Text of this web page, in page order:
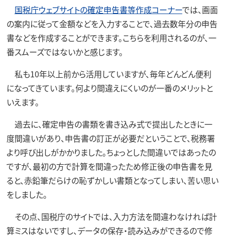
国税庁ウェブサイトの確定申告書等作成コーナーでは、画面
の案内に従って金額などを入力することで、過去数年分の申告
書などを作成することができます。こちらを利用されるのが、一
番スムーズではないかと感じます。
私も10年以上前から活用していますが、毎年どんどん便利
になってきています。何より間違えにくいのが一番のメリットと
いえます。
過去に、確定申告の書類を書き込み式で提出したときに一
度間違いがあり、申告書の訂正が必要だということで、税務署
より呼び出しがかかりました。ちょっとした間違いではあったの
ですが、最初の方で計算を間違ったため修正後の申告書を見
ると、赤鉛筆だらけの恥ずかしい書類となってしまい、苦い思い
をしました。
その点、国税庁のサイトでは、入力方法を間違わなければ計
算ミスはないですし、データの保存・読み込みができるので修